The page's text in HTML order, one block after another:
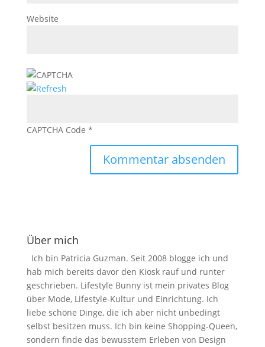
Website
CAPTCHA Code *
Über mich
Ich bin Patricia Guzman. Seit 2008 blogge ich und
hab mich bereits davor den Kiosk rauf und runter
geschrieben. Lifestyle Bunny ist mein privates Blog
über Mode, Lifestyle-Kultur und Einrichtung. Ich
liebe schöne Dinge, die ich aber nicht unbedingt
selbst besitzen muss. Ich bin keine Shopping-Queen,
sondern finde das bewusstem Erleben von Design